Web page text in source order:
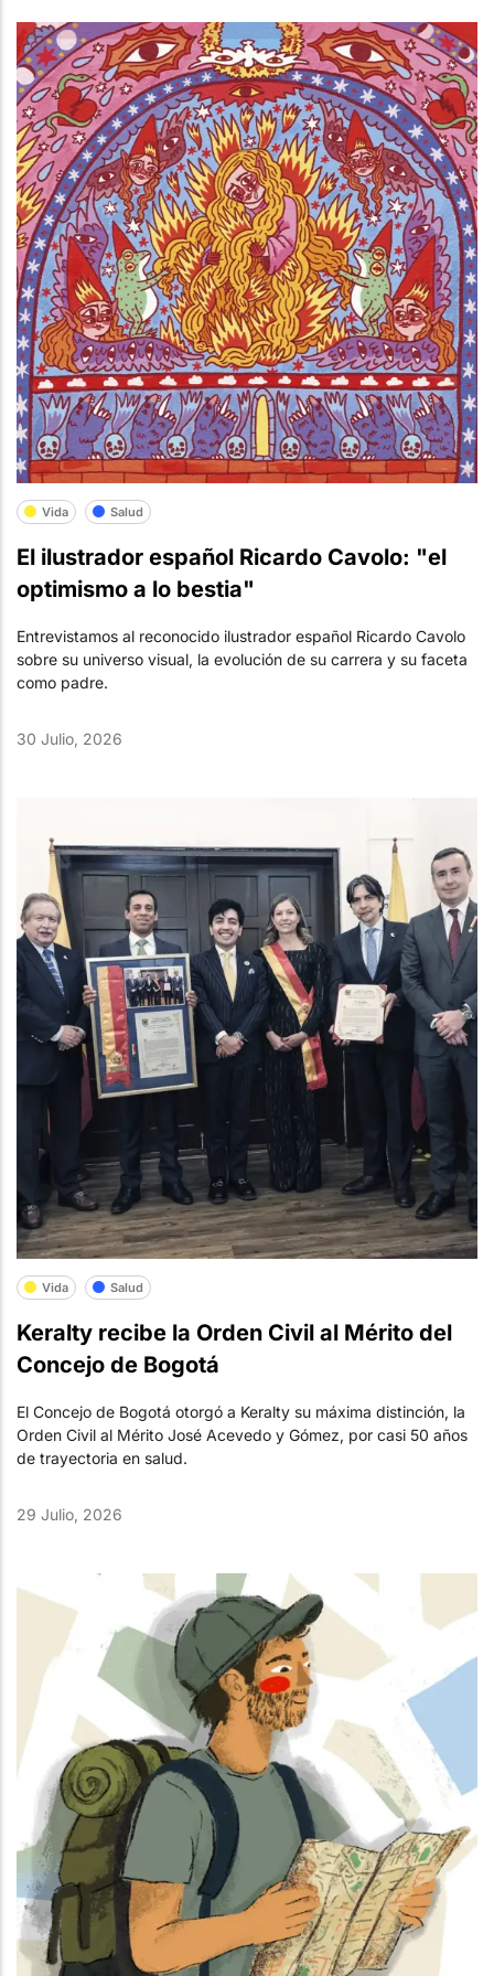
Vida Salud
El ilustrador español Ricardo Cavolo: "el
optimismo a lo bestia"
Entrevistamos al reconocido ilustrador español Ricardo Cavolo
sobre su universo visual, la evolución de su carrera y su faceta
como padre.
30 Julio, 2026
Vida Salud
Keralty recibe la Orden Civil al Mérito del
Concejo de Bogotá
El Concejo de Bogotá otorgó a Keralty su máxima distinción, la
Orden Civil al Mérito José Acevedo y Gómez, por casi 50 años
de trayectoria en salud.
29 Julio, 2026